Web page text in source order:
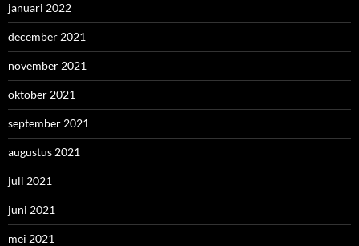
januari 2022
december 2021
november 2021
oktober 2021
september 2021
augustus 2021
juli 2021
juni 2021
mei 2021